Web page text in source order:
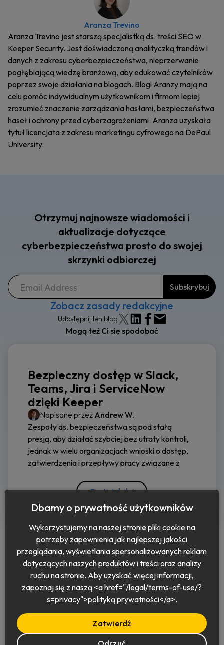
Aranza Trevino
Aranza Trevino jest starszą specjalistką ds. treści SEO w
Keeper Security. Jest doświadczoną analityczką trendów i
danych z zakresu cyberbezpieczeństwa, nieprzerwanie
pogłębiającą wiedzę branżową, aby edukować czytelników
poprzez swoje działania na blogach. Blogi Aranzy mają na
celu pomóc indywidualnym użytkownikom i firmom lepiej
zrozumieć znaczenie zarządzania hasłami, bezpieczeństwa
haseł i ochrony przed cyberzagrożeniami. Aranza uzyskała
tytuł licencjata z zakresu marketingu cyfrowego na DePaul
University.
Otrzymuj najnowsze wiadomości i
aktualizacje dotyczące
cyberbezpieczeństwa prosto do swojej
skrzynki odbiorczej
Zobacz zasady redakcyjne
Udostępnij ten blog
Mogą też Ci się spodobać
Bezpieczny dostęp w Slack,
Teams, Jira i ServiceNow
dzięki Keeper
Napisane przez Andrew W.
Zespoły ds. bezpieczeństwa są pod stałą
presją, aby działać szybciej bez utraty kontroli,
jednak w wielu organizacjach wnioski o dostęp,
zatwierdzenia i przepływy pracy związane z
Czytaj dalej
Polski
Dbamy o prywatność użytkowników
Wykorzystujemy na naszej stronie pliki cookie na
potrzeby zapewnienia jak najlepszej jakości
przeglądania, wyświetlania spersonalizowanych reklam
dotyczących naszych produktów i treści oraz analizy
ruchu na stronie. Aby uzyskać więcej informacji,
zapoznaj się z naszą <a href="/legal/terms-of-use/?
s=privacy">polityką prywatności</a>.
Zatwierdź